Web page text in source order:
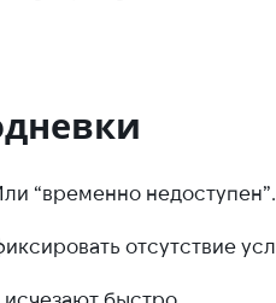
“временно недоступен”.
отсутствие
быстро.